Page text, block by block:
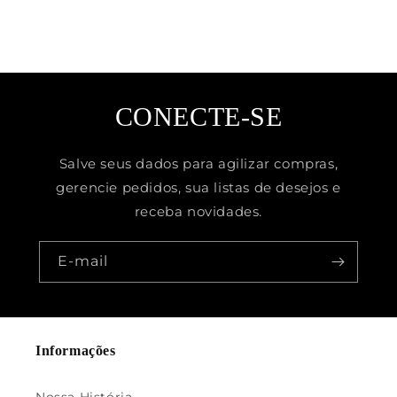
CONECTE-SE
Salve seus dados para agilizar compras,
gerencie pedidos, sua listas de desejos e
receba novidades.
E-mail
Informações